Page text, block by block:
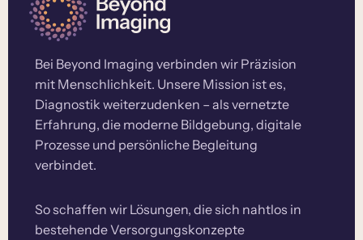
Bei Beyond Imaging verbinden wir Präzision
mit Menschlichkeit. Unsere Mission ist es,
Diagnostik weiterzudenken – als vernetzte
Erfahrung, die moderne Bildgebung, digitale
Prozesse und persönliche Begleitung
verbindet.
So schaffen wir Lösungen, die sich nahtlos in
bestehende Versorgungskonzepte